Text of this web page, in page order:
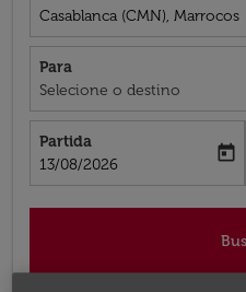
Casablanca (CMN), Marrocos
Para
Selecione o destino
Partida
fc-booking-departure-date-
13/08/2026
today